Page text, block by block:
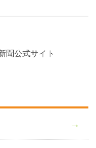
聞公式サイト